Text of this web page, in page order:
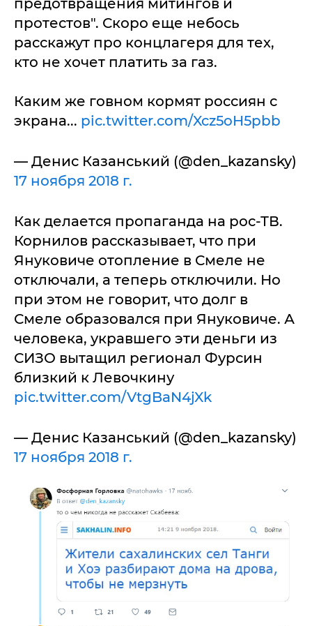
предотвращения митингов и
протестов". Скоро еще небось
расскажут про концлагеря для тех,
кто не хочет платить за газ.
Каким же говном кормят россиян с
экрана... pic.twitter.com/Xcz5oH5pbb
— Денис Казанський (@den_kazansky)
17 ноября 2018 г.
Как делается пропаганда на рос-ТВ.
Корнилов рассказывает, что при
Януковиче отопление в Смеле не
отключали, а теперь отключили. Но
при этом не говорит, что долг в
Смеле образовался при Януковиче. А
человека, укравшего эти деньги из
СИЗО вытащил регионал Фурсин
близкий к Левочкину
pic.twitter.com/VtgBaN4jXk
— Денис Казанський (@den_kazansky)
17 ноября 2018 г.